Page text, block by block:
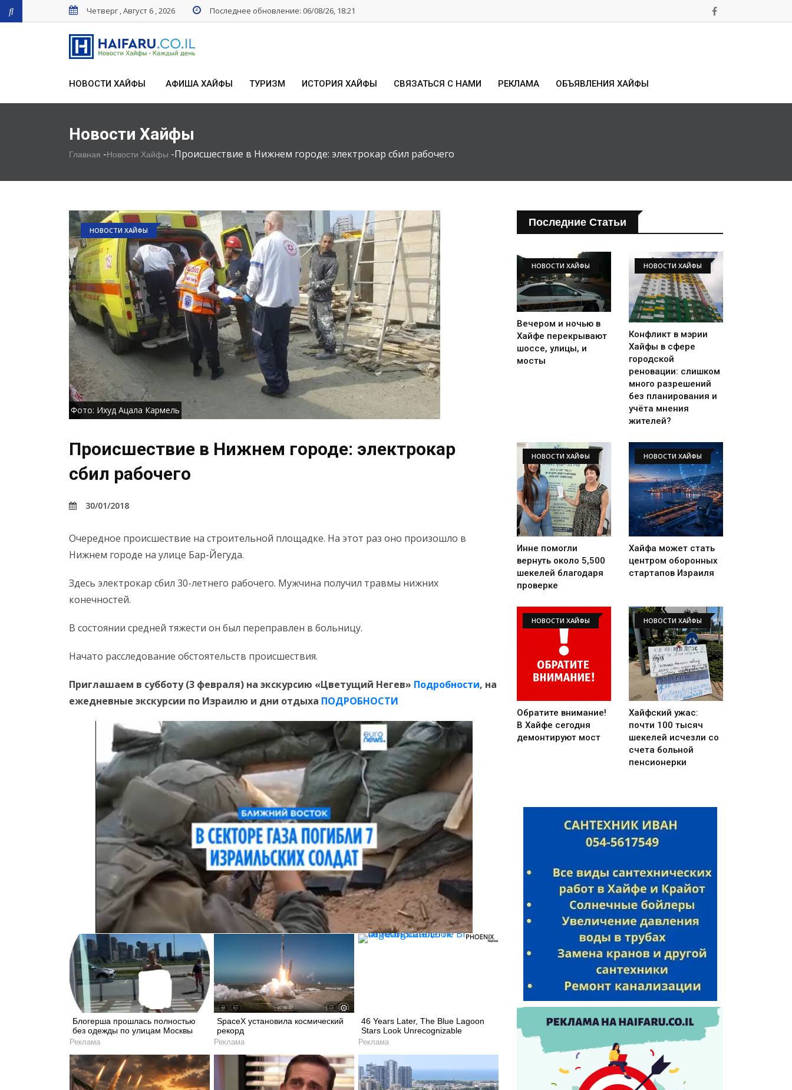
Четверг , Август 6 , 2026 Последнее обновление: 06/08/26, 18:21
НОВОСТИ ХАЙФЫ АФИША ХАЙФЫ ТУРИЗМ ИСТОРИЯ ХАЙФЫ СВЯЗАТЬСЯ С НАМИ РЕКЛАМА ОБЪЯВЛЕНИЯ ХАЙФЫ
Новости Хайфы
Главная -Новости Хайфы -Происшествие в Нижнем городе: электрокар сбил рабочего
НОВОСТИ ХАЙФЫ
Фото: Ихуд Ацала Кармель
Происшествие в Нижнем городе: электрокар
сбил рабочего
30/01/2018
Очередное происшествие на строительной площадке. На этот раз оно произошло в
Нижнем городе на улице Бар-Йегуда.
Здесь электрокар сбил 30-летнего рабочего. Мужчина получил травмы нижних
конечностей.
В состоянии средней тяжести он был переправлен в больницу.
Начато расследование обстоятельств происшествия.
Приглашаем в субботу (3 февраля) на экскурсию «Цветущий Негев» Подробности, на
ежедневные экскурсии по Израилю и дни отдыха ПОДРОБНОСТИ
Блогерша прошлась полностью
без одежды по улицам Москвы
Реклама
SpaceX установила космический
рекорд
Реклама
46 Years Later, The Blue Lagoon
Stars Look Unrecognizable
Реклама
Последние Статьи
НОВОСТИ ХАЙФЫ
Вечером и ночью в
Хайфе перекрывают
шоссе, улицы, и
мосты
НОВОСТИ ХАЙФЫ
Конфликт в мэрии
Хайфы в сфере
городской
реновации: слишком
много разрешений
без планирования и
учёта мнения
жителей?
НОВОСТИ ХАЙФЫ
Инне помогли
вернуть около 5,500
шекелей благодаря
проверке
НОВОСТИ ХАЙФЫ
Хайфа может стать
центром оборонных
стартапов Израиля
НОВОСТИ ХАЙФЫ
Обратите внимание!
В Хайфе сегодня
демонтируют мост
НОВОСТИ ХАЙФЫ
Хайфский ужас:
почти 100 тысяч
шекелей исчезли со
счета больной
пенсионерки